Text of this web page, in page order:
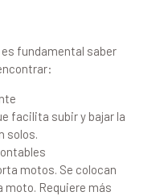
fundamental saber
facilita subir y bajar la
solos.
motos. Se colocan
moto. Requiere más